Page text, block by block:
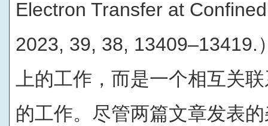
Electron Transfer at
2023, 39, 38, 13409–13419.
上的工作，而是一个相互关
的工作。尽管两篇文章发表